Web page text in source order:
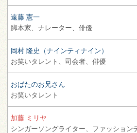
遠藤 憲一
脚本家、 ナレーター、 俳優
岡村 隆史（ナインティナイン）
お笑いタレント、 司会者、 俳優
おばたのお兄さん
お笑いタレント
加藤 ミリヤ
シンガーソングライター、 ファッション